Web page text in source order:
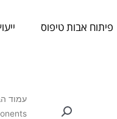
פיתוח אבות טיפוס
עמוד
כמות
של